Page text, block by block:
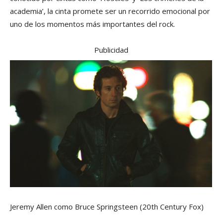
academia’, la cinta promete ser un recorrido emocional por
uno de los momentos más importantes del rock.
Publicidad
Jeremy Allen como Bruce Springsteen (20th Century Fox)